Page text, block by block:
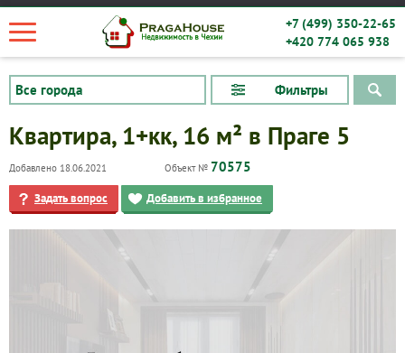
+7 (499) 350-22-65
+420 774 065 938
Фильтры
Квартира, 1+кк, 16 м² в Праге 5
Добавлено 18.06.2021 Объект № 70575
Задать вопрос Добавить в избранное